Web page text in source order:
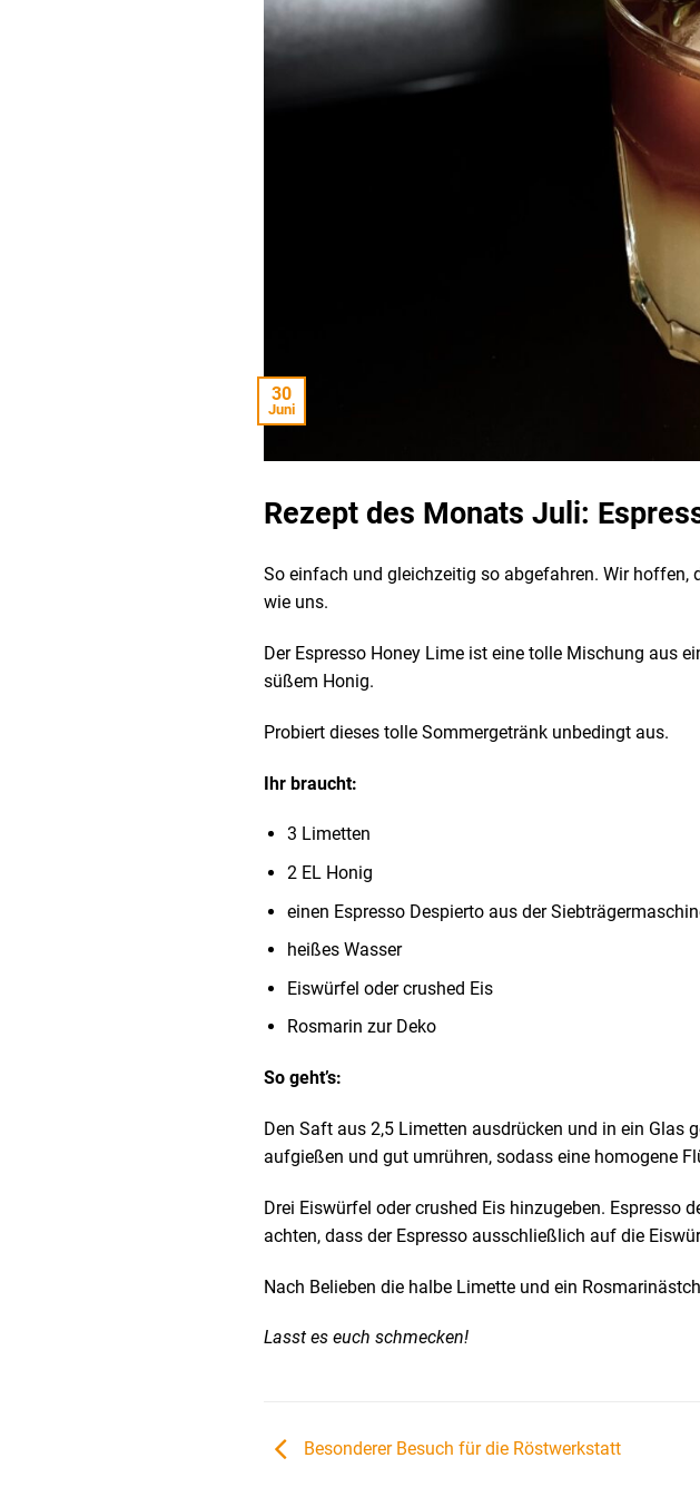
Rezept des Monats Juli:
30
Juni
So einfach und gleichzeitig so abgefahren. Wir hoffen,
wie uns.
Der Espresso Honey Lime ist eine tolle Mischung aus
süßem Honig.
Probiert dieses tolle Sommergetränk unbedingt aus.
Ihr braucht:
3 Limetten
2 EL Honig
einen Espresso Despierto aus der
heißes Wasser
Eiswürfel oder crushed Eis
Rosmarin zur Deko
So geht’s:
Den Saft aus 2,5 Limetten ausdrücken und in ein Glas
aufgießen und gut umrühren, sodass eine homogene
Drei Eiswürfel oder crushed Eis hinzugeben. Espresso
achten, dass der Espresso ausschließlich auf die
Nach Belieben die halbe Limette und ein
Lasst es euch schmecken!
Besonderer Besuch für die Röstwerkstatt